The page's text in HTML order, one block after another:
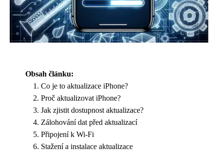
Obsah článku:
Co je to aktualizace iPhone?
Proč aktualizovat iPhone?
Jak zjistit dostupnost aktualizace?
Zálohování dat před aktualizací
Připojení k Wi-Fi
Stažení a instalace aktualizace